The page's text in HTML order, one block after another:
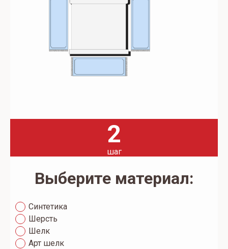
2
шаг
Выберите материал:
Синтетика
Шерсть
Шелк
Арт шелк